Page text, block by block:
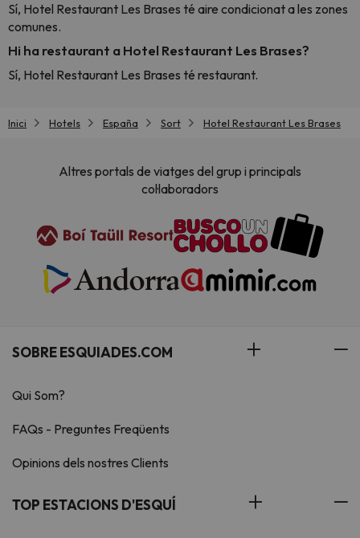
Sí, Hotel Restaurant Les Brases té aire condicionat a les zones
comunes.
Hi ha restaurant a Hotel Restaurant Les Brases?
Sí, Hotel Restaurant Les Brases té restaurant.
Inici Hotels España Sort Hotel Restaurant Les Brases
Altres portals de viatges del grup i principals
col·laboradors
SOBRE ESQUIADES.COM
Qui Som?
FAQs - Preguntes Freqüents
Opinions dels nostres Clients
TOP ESTACIONS D'ESQUÍ